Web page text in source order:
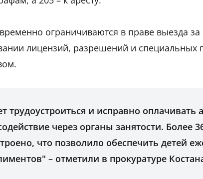
ограничиваются в праве выезда
лицензий, разрешений и специальных
трудоустроиться и исправно оплачивать
через органы занятости. Более
что позволило обеспечить детей
– отметили в прокуратуре